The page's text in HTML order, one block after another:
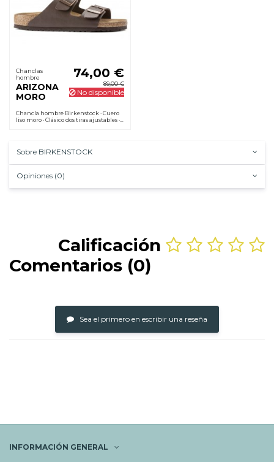
Chanclas
hombre
ARIZONA
MORO
74,00 €
89,00 €
No disponible
Chancla hombre Birkenstock · Cuero
liso moro · Clásico dos tiras ajustables ·
Sobre BIRKENSTOCK
Opiniones (0)
Calificación
Comentarios (0)
Sea el primero en escribir una reseña
INFORMACIÓN GENERAL